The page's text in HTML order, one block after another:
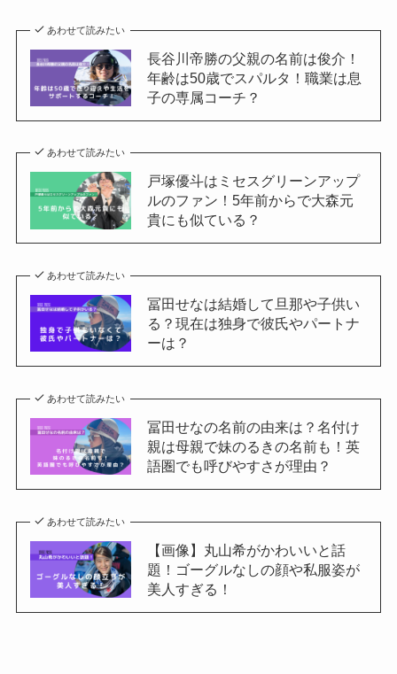
あわせて読みたい
長谷川帝勝の父親の名前は俊介！
年齢は50歳でスパルタ！職業は息
子の専属コーチ？
あわせて読みたい
戸塚優斗はミセスグリーンアップ
ルのファン！5年前からで大森元
貴にも似ている？
あわせて読みたい
冨田せなは結婚して旦那や子供い
る？現在は独身で彼氏やパートナ
ーは？
あわせて読みたい
冨田せなの名前の由来は？名付け
親は母親で妹のるきの名前も！英
語圏でも呼びやすさが理由？
あわせて読みたい
【画像】丸山希がかわいいと話
題！ゴーグルなしの顔や私服姿が
美人すぎる！